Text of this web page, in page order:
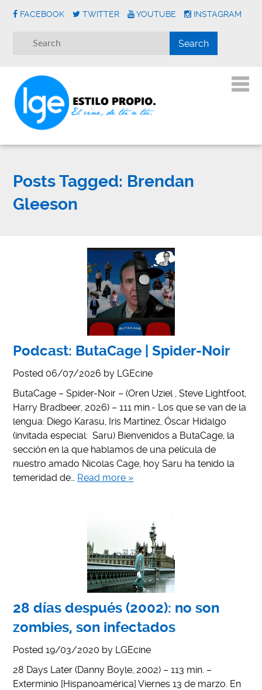
FACEBOOK TWITTER YOUTUBE INSTAGRAM
Posts Tagged: Brendan
Gleeson
Podcast: ButaCage | Spider-Noir
Posted 06/07/2026 by LGEcine
ButaCage – Spider-Noir – (Oren Uziel , Steve Lightfoot,
Harry Bradbeer, 2026) – 111 min.- Los que se van de la
lengua: Diego Karasu, Iris Martínez, Óscar Hidalgo
(invitada especial: Saru) Bienvenidos a ButaCage, la
sección en la que hablamos de una película de
nuestro amado Nicolas Cage, hoy Saru ha tenido la
temeridad de… Read more »
28 días después (2002): no son
zombies, son infectados
Posted19/03/2020 by LGEcine
28 Days Later (Danny Boyle, 2002) – 113 min. –
Exterminio [Hispanoamérica] Viernes 13 de marzo. En